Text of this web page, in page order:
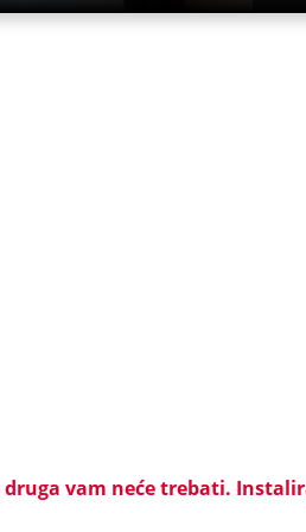
druga vam neće trebati.